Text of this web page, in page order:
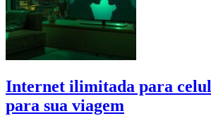
Internet ilimitada para
para sua viagem